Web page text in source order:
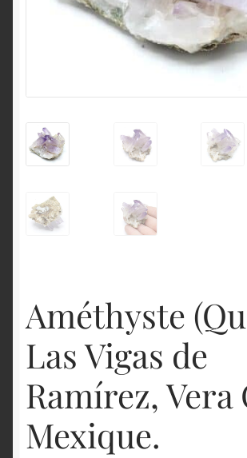
Améthyste
Las Vigas de
Ramírez, Vera
Mexique.